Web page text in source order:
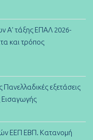
Α’ τάξης ΕΠΑΛ 2026-
και τρόπος
εξετάσεις
Εισαγωγής
ΕΕΠ ΕΒΠ. Κατανομή